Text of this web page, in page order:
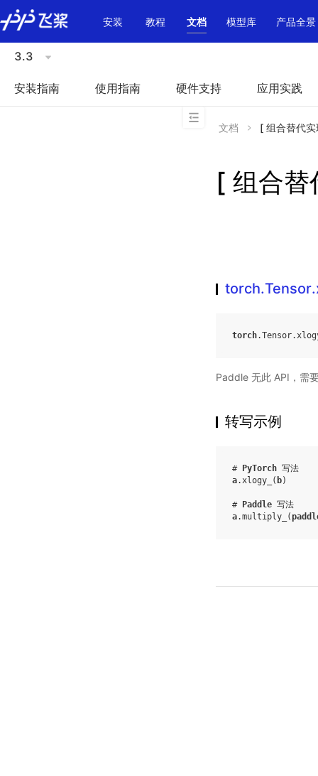
\u200E
安装
教程 文档 模型库 产品全景
3.3
安装指南 使用指南 硬件支持 应用实践
文档 [ 组合替代
[ 组合
torch.Tensor.
Paddle 无此 API，需
转写示例
# PyTorch 写法
a.xlogy_ ( b)
# Paddle 写法
a.multiply_ (